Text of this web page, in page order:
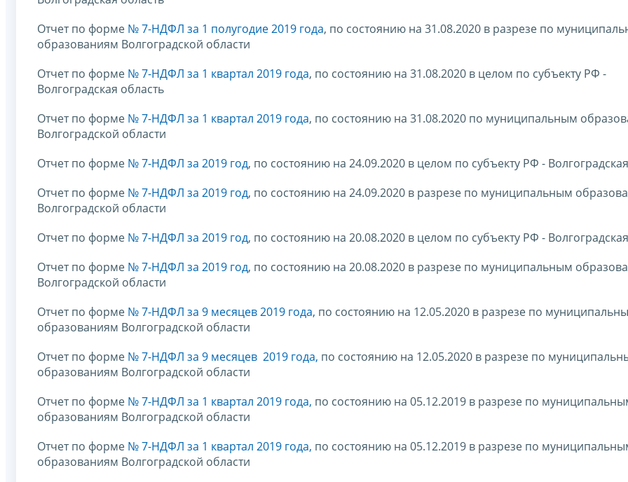
Отчет по форме № 7-НДФЛ за 1 полугодие 2019 года, по состоянию на 31.08.2020 в разрезе по
образованиям Волгоградской области
Отчет по форме № 7-НДФЛ за 1 квартал 2019 года, по состоянию на 31.08.2020 в целом по субъекту РФ -
Волгоградская область
Отчет по форме № 7-НДФЛ за 1 квартал 2019 года, по состоянию на 31.08.2020 по муниципальным
Волгоградской области
Отчет по форме № 7-НДФЛ за 2019 год, по состоянию на 24.09.2020 в целом по субъекту РФ -
Отчет по форме № 7-НДФЛ за 2019 год, по состоянию на 24.09.2020 в разрезе по муниципальным
Волгоградской области
Отчет по форме № 7-НДФЛ за 2019 год, по состоянию на 20.08.2020 в целом по субъекту РФ -
Отчет по форме № 7-НДФЛ за 2019 год, по состоянию на 20.08.2020 в разрезе по муниципальным
Волгоградской области
Отчет по форме № 7-НДФЛ за 9 месяцев 2019 года, по состоянию на 12.05.2020 в разрезе по
образованиям Волгоградской области
Отчет по форме № 7-НДФЛ за 9 месяцев 2019 года, по состоянию на 12.05.2020 в разрезе по
образованиям Волгоградской области
Отчет по форме № 7-НДФЛ за 1 квартал 2019 года, по состоянию на 05.12.2019 в разрезе по
образованиям Волгоградской области
Отчет по форме № 7-НДФЛ за 1 квартал 2019 года, по состоянию на 05.12.2019 в разрезе по
образованиям Волгоградской области